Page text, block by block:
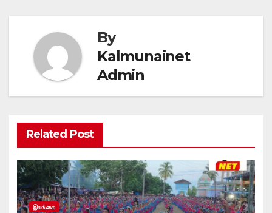
By
Kalmunainet
Admin
Related Post
இலங்கை